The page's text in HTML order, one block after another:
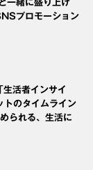
一緒に盛り上げ
プロモーション
生活者インサイ
トのタイムライン
られる、生活に